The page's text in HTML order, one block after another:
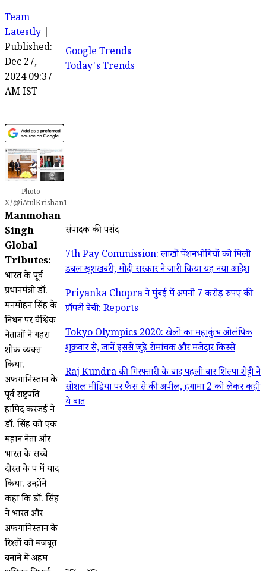
Team
Latestly
Published:
Dec 27,
2024 09:37
AM IST
Photo-
X/@iAtulKrishan1
Manmohan
Singh
Global
Tributes:
भारत के पूर्व
प्रधानमंत्री डॉ.
मनमोहन सिंह के
निधन पर वैश्विक
नेताओं ने गहरा
शोक व्यक्त
किया.
अफगानिस्तान के
पूर्व राष्ट्रपति
हामिद करजई ने
डॉ. सिंह को एक
महान नेता और
भारत के सच्चे
दोस्त के रूप में याद
किया. उन्होंने
कहा कि डॉ. सिंह
ने भारत और
अफगानिस्तान के
रिश्तों को मजबूत
बनाने में अहम
Google Trends
Today's Trends
संपादक की पसंद
7th Pay Commission: लाखों पेंशनभोगियों को मिली
डबल खुशखबरी, मोदी सरकार ने जारी किया यह नया आदेश
Priyanka Chopra ने मुंबई में अपनी 7 करोड़ रुपए की
प्रॉपर्टी बेची: Reports
Tokyo Olympics 2020: खेलों का महाकुंभ ओलंपिक
शुक्रवार से, जानें इससे जुड़े रोमांचक और मजेदार किस्से
Raj Kundra की गिरफ्तारी के बाद पहली बार शिल्पा शेट्टी ने
सोशल मीडिया पर फैंस से की अपील, हंगामा 2 को लेकर कही
ये बात